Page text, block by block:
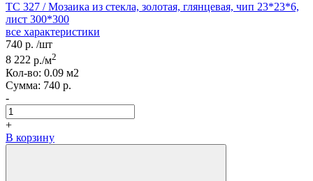
TC 327 / Мозаика из стекла, золотая, глянцевая, чип 23*23*6,
лист 300*300
все характеристики
740 р. /шт
8 222 р./м2
Кол-вo: 0.09 м2
Сумма: 740 р.
-
+
В корзину